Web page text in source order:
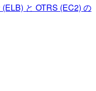
(ELB) と OTRS (EC2) の